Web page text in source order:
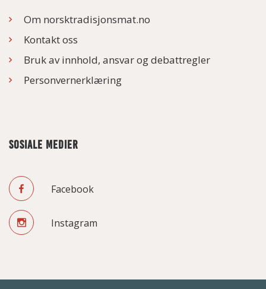
Om norsktradisjonsmat.no
Kontakt oss
Bruk av innhold, ansvar og debattregler
Personvernerklæring
SOSIALE MEDIER
Facebook
Instagram